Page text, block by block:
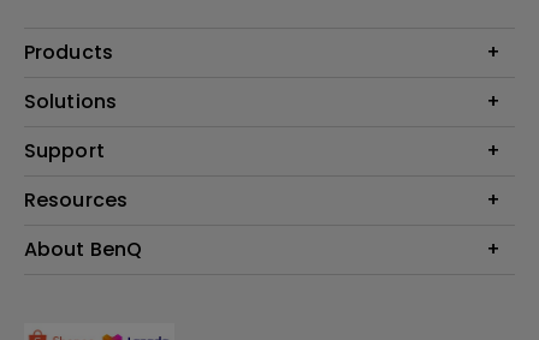
Products
โปรเจคเตอร์
โคมไฟ
Solutions
BenQ AQCOLOR Technology
สำหรับภาคธุรกิจ
Support
ติดต่อเรา
ศูนย์บริการ
Resources
คำนวณระยะทางฉายโปรเจคเตอร์
About BenQ